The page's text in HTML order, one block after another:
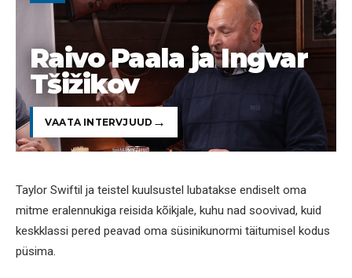
Raivo Paala ja Ingvar
Tšižikov
VAATA INTERVJUUD
Taylor Swiftil ja teistel kuulsustel lubatakse endiselt oma
mitme eralennukiga reisida kõikjale, kuhu nad soovivad, kuid
keskklassi pered peavad oma süsinikunormi täitumisel kodus
püsima.